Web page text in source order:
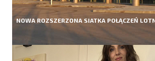
NOWA ROZSZERZONA SIATKA POŁĄCZEŃ